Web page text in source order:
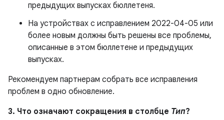
предыдущих выпусках бюллетеня.
На устройствах с исправлением 2022-04-05 или
более новым должны быть решены все проблемы,
описанные в этом бюллетене и предыдущих
выпусках.
Рекомендуем партнерам собрать все исправления
проблем в одно обновление.
3. Что означают сокращения в столбце Тип?